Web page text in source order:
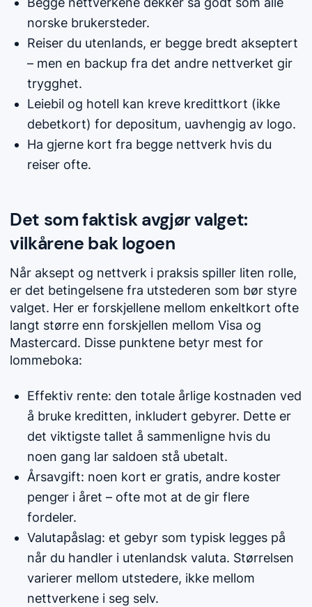
norske brukersteder.
Reiser du utenlands, er begge bredt akseptert
– men en backup fra det andre nettverket gir
trygghet.
Leiebil og hotell kan kreve kredittkort (ikke
debetkort) for depositum, uavhengig av logo.
Ha gjerne kort fra begge nettverk hvis du
reiser ofte.
Det som faktisk avgjør valget:
vilkårene bak logoen
Når aksept og nettverk i praksis spiller liten rolle,
er det betingelsene fra utstederen som bør styre
valget. Her er forskjellene mellom enkeltkort ofte
langt større enn forskjellen mellom Visa og
Mastercard. Disse punktene betyr mest for
lommeboka:
Effektiv rente: den totale årlige kostnaden ved
å bruke kreditten, inkludert gebyrer. Dette er
det viktigste tallet å sammenligne hvis du
noen gang lar saldoen stå ubetalt.
Årsavgift: noen kort er gratis, andre koster
penger i året – ofte mot at de gir flere
fordeler.
Valutapåslag: et gebyr som typisk legges på
når du handler i utenlandsk valuta. Størrelsen
varierer mellom utstedere, ikke mellom
nettverkene i seg selv.